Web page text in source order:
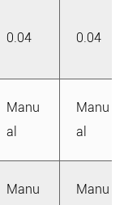
0.04 0.04
Manu
al
Manu
al
Manu
Manu